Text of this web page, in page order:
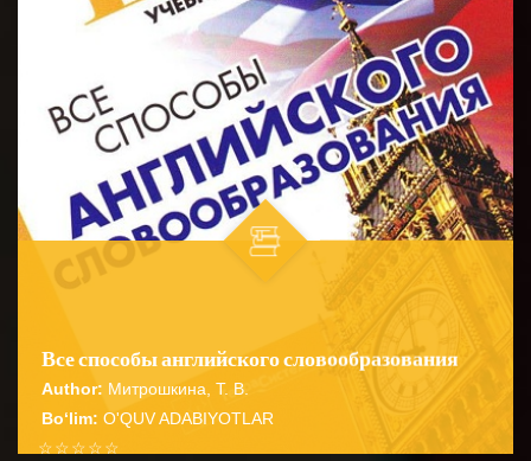
Все способы английского словообразования
Author: Митрошкина, Т. В.
Bo‘lim: O'QUV ADABIYOTLAR
☆
☆
☆
☆
☆